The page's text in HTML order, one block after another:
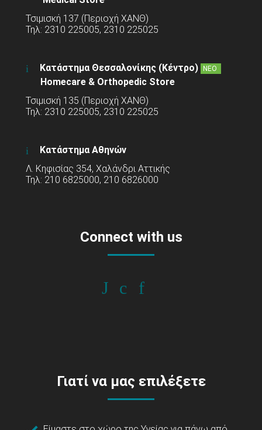
Τσιμισκή 137 (Περιοχή ΧΑΝΘ)
Τηλ: 2310 225005, 2310 225025
Κατάστημα Θεσσαλονίκης (Κέντρο) ΝΕΟ
Homecare & Orthopedic Store
Τσιμισκή 135 (Περιοχή ΧΑΝΘ)
Τηλ: 2310 225005, 2310 225025
Κατάστημα Αθηνών
Λ. Κηφισίας 354, Χαλάνδρι Αττικής
Τηλ: 210 6825000, 210 6826000
Connect with us
Γιατί να μας επιλέξετε